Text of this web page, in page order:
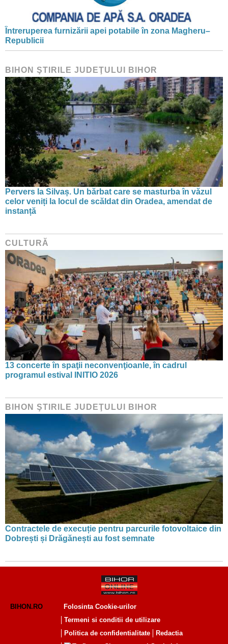
Întreruperea furnizării apei potabile în zona Magheru–
Republicii
BIHON ŞTIRILE JUDEŢULUI BIHOR
Pervers la Silvaș. Un bărbat care se masturba în văzul
celor veniți la locul de scăldat din Oradea, amendat de
instanță
CULTURĂ
13 concerte în spaţii neconvenţioanle, în cadrul
programul estival INITIO 2026
BIHON ŞTIRILE JUDEŢULUI BIHOR
Contractele de execuție pentru parcurile fotovoltaice din
Dobrești și Drăgănești au fost semnate
BIHON.RO
Folosinta Cookie-urilor
Termeni si conditii de utilizare
Politica de confidentialitate
Redactia